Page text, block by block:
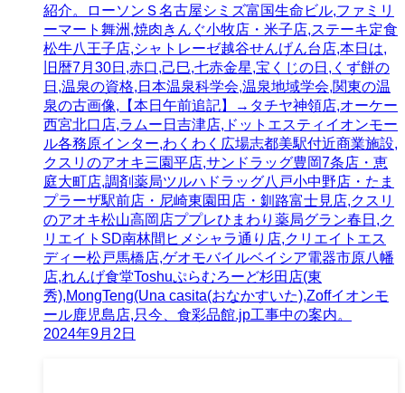
紹介。ローソンＳ名古屋シミズ富国生命ビル,ファミリ
ーマート舞洲,焼肉きんぐ小牧店・米子店,ステーキ定食
松牛八王子店,シャトレーゼ越谷せんげん台店,本日は,
旧暦7月30日,赤口,己巳,七赤金星,宝くじの日,くず餅の
日,温泉の資格,日本温泉科学会,温泉地域学会,関東の温
泉の古画像,【本日午前追記】→タチヤ神領店,オーケー
西宮北口店,ラムー日吉津店,ドットエスティイオンモー
ル各務原インター,わくわく広場志都美駅付近商業施設,
クスリのアオキ三園平店,サンドラッグ豊岡7条店・恵
庭大町店,調剤薬局ツルハドラッグ八戸小中野店・たま
プラーザ駅前店・尼崎東園田店・釧路富士見店,クスリ
のアオキ松山高岡店ププレひまわり薬局グラン春日,ク
リエイトSD南林間ヒメシャラ通り店,クリエイトエス
ディー松戸馬橋店,ゲオモバイルベイシア電器市原八幡
店,れんげ食堂Toshuぷらむろーど杉田店(東
秀),MongTeng(Una casita(おなかすいた),Zoffイオンモ
ール鹿児島店,只今、食彩品館.jp工事中の案内。
2024年9月2日